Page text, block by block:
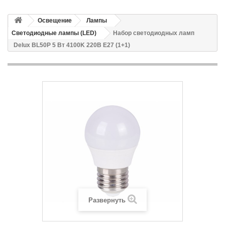
Освещение
Лампы
Светодиодные лампы (LED)
Набор светодиодных ламп
Delux BL50P 5 Вт 4100K 220В E27 (1+1)
Развернуть